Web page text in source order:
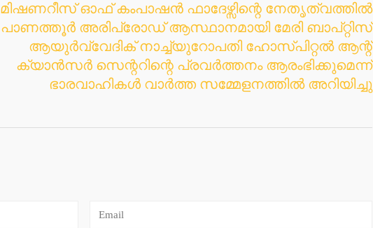
മിഷണറീസ് ഓഫ് കംപാഷന്‍ ഫാദേഴ്സിന്റെ നേതൃത്വത്തില്‍
പാണത്തൂര്‍ അരിപ്രോഡ് ആസ്ഥാനമായി മേരി ബാപ്റ്റിസ്
ആയുര്‍വ്വേദിക് നാച്ച്യുറോപതി ഹോസ്പിറ്റല്‍ ആന്റ്
ക്യാന്‍സര്‍ സെന്ററിന്റെ പ്രവര്‍ത്തനം ആരംഭിക്കുമെന്ന്
ഭാരവാഹികള്‍ വാര്‍ത്ത സമ്മേളനത്തില്‍ അറിയിച്ചു